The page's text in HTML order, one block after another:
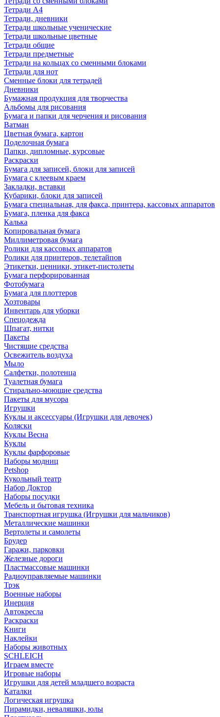
Тетради А4
Тетради, дневники
Тетради школьные ученические
Тетради школьные цветные
Тетради общие
Тетради предметные
Тетради на кольцах со сменными блоками
Тетради для нот
Сменные блоки для тетрадей
Дневники
Бумажная продукция для творчества
Альбомы для рисования
Бумага и папки для черчения и рисования
Ватман
Цветная бумага, картон
Поделочная бумага
Папки, дипломные, курсовые
Раскраски
Бумага для записей, блоки для записей
Бумага с клеевым краем
Закладки, вставки
Кубарики, блоки для записей
Бумага специальная, для факса, принтера, кассовых аппаратов
Бумага, пленка для факса
Калька
Копировальная бумага
Миллиметровая бумага
Ролики для кассовых аппаратов
Ролики для принтеров, телетайпов
Этикетки, ценники, этикет-пистолеты
Бумага перфорированная
Фотобумага
Бумага для плоттеров
Хозтовары
Инвентарь для уборки
Спецодежда
Шпагат, нитки
Пакеты
Чистящие средства
Освежитель воздуха
Мыло
Салфетки, полотенца
Туалетная бумага
Стирально-моющие средства
Пакеты для мусора
Игрушки
Куклы и аксессуары (Игрушки для девочек)
Коляски
Куклы Весна
Куклы
Куклы фарфоровые
Наборы модниц
Petshop
Кукольный театр
Набор Доктор
Наборы посудки
Мебель и бытовая техника
Транспортная игрушка (Игрушки для мальчиков)
Металлические машинки
Вертолеты и самолеты
Брудер
Гаражи, парковки
Железные дороги
Пластмассовые машинки
Радиоуправляемые машинки
Трэк
Военные наборы
Инерция
Автокресла
Раскраски
Книги
Наклейки
Наборы животных
SCHLEICH
Играем вместе
Игровые наборы
Игрушки для детей младшего возраста
Каталки
Логическая игрушка
Пирамидки, неваляшки, юлы